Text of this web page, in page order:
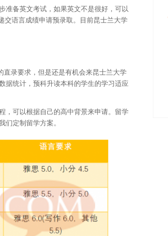
准备英文考试，如果英文不是很好，可以
交语言成绩申请预录取。目前昆士兰大学
直录要求，但是还是有机会来昆士兰大学
统计，预科升读本科的学生的学习适应
，可以根据自己的高中背景来申请。留学
定制留学方案。